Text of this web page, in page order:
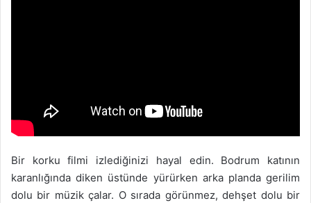
Bir korku filmi izlediğinizi hayal edin. Bodrum katının
karanlığında diken üstünde yürürken arka planda gerilim
dolu bir müzik çalar. O sırada görünmez, dehşet dolu bir